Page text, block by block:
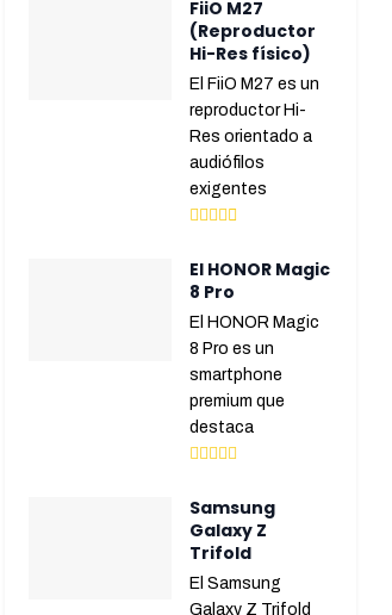
FiiO M27
(Reproductor
Hi-Res físico)
El FiiO M27 es un
reproductor Hi-
Res orientado a
audiófilos
exigentes
El HONOR Magic
8 Pro
El HONOR Magic
8 Pro es un
smartphone
premium que
destaca
Samsung
Galaxy Z
Trifold
El Samsung
Galaxy Z Trifold